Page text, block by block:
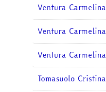
Ventura
Ventura
Ventura
Tomasuolo